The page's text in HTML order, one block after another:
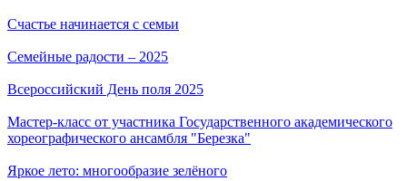
Счастье начинается с семьи
Семейные радости – 2025
Всероссийский День поля 2025
Мастер-класс от участника Государственного академического
хореографического ансамбля "Березка"
Яркое лето: многообразие зелёного